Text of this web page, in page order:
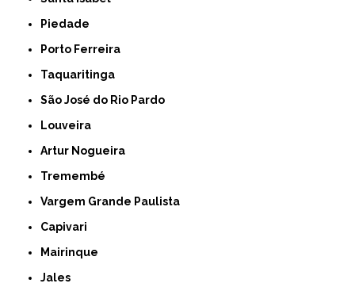
Piedade
Porto Ferreira
Taquaritinga
São José do Rio Pardo
Louveira
Artur Nogueira
Tremembé
Vargem Grande Paulista
Capivari
Mairinque
Jales